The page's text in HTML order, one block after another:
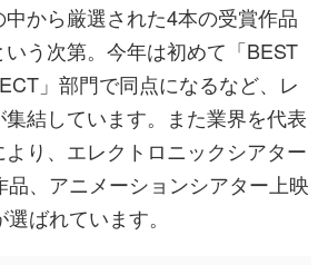
から厳選された4本の受賞作品
う次第。今年は初めて「BEST
」部門で同点になるなど、レ
結しています。また業界を代表
り、エレクトロニックシアター
品、アニメーションシアター上映
ばれています。